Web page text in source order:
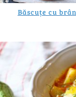
Băscuțe cu